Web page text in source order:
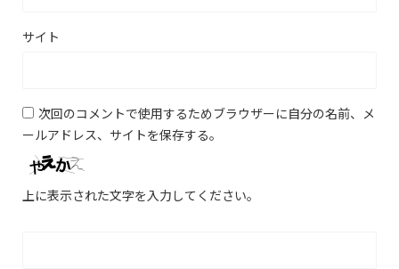
サイト
次回のコメントで使用するためブラウザーに自分の名前、メ
ールアドレス、サイトを保存する。
上に表示された文字を入力してください。